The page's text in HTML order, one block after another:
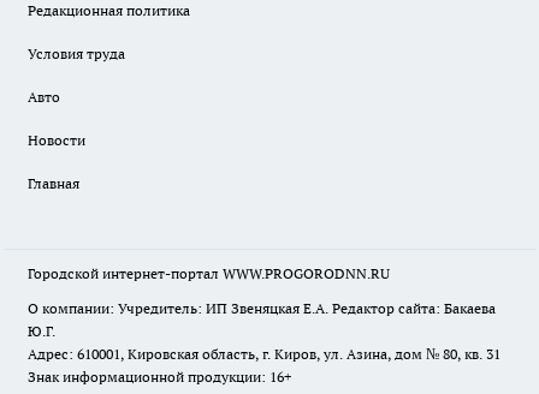
Редакционная политика
Условия труда
Авто
Новости
Главная
Городской интернет-портал WWW.PROGORODNN.RU
О компании: Учредитель: ИП Звеняцкая Е.А. Редактор сайта: Бакаева
Ю.Г.
Адрес: 610001, Кировская область, г. Киров, ул. Азина, дом № 80, кв. 31
Знак информационной продукции: 16+